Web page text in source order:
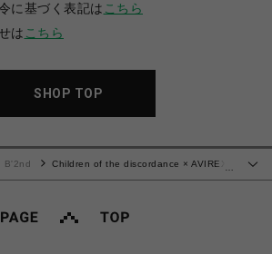
に基づく表記は こちら
は こちら
SHOP TOP
…
B'2nd
Children of the discordance × AVIREX /